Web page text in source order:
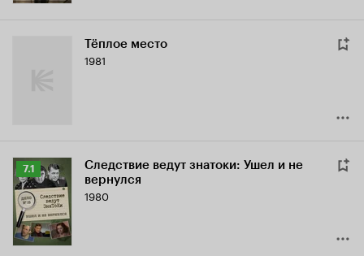
Тёплое место
1981
Рейтинг
Кинопоиска
7.1
7.1
Следствие ведут знатоки: Ушел и не
вернулся
1980